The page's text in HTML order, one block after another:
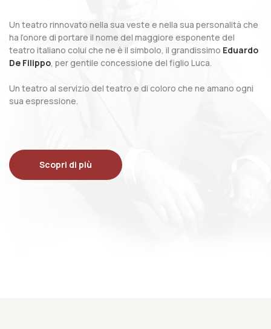
Un teatro rinnovato nella sua veste e nella sua personalità che
ha l’onore di portare il nome del maggiore esponente del
teatro italiano colui che ne è il simbolo, il grandissimo Eduardo
De Filippo, per gentile concessione del figlio Luca.
Un teatro al servizio del teatro e di coloro che ne amano ogni
sua espressione.
Scopri di più